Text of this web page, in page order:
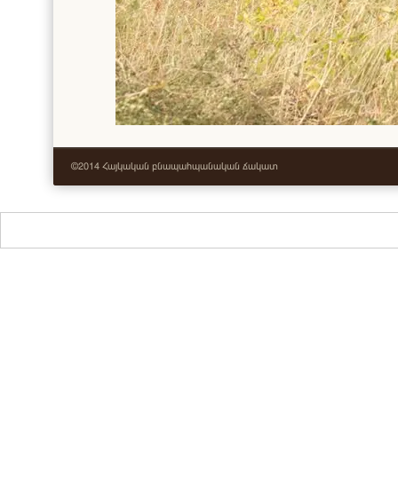
©2014 Հայկական բնապահպանական ճակատ